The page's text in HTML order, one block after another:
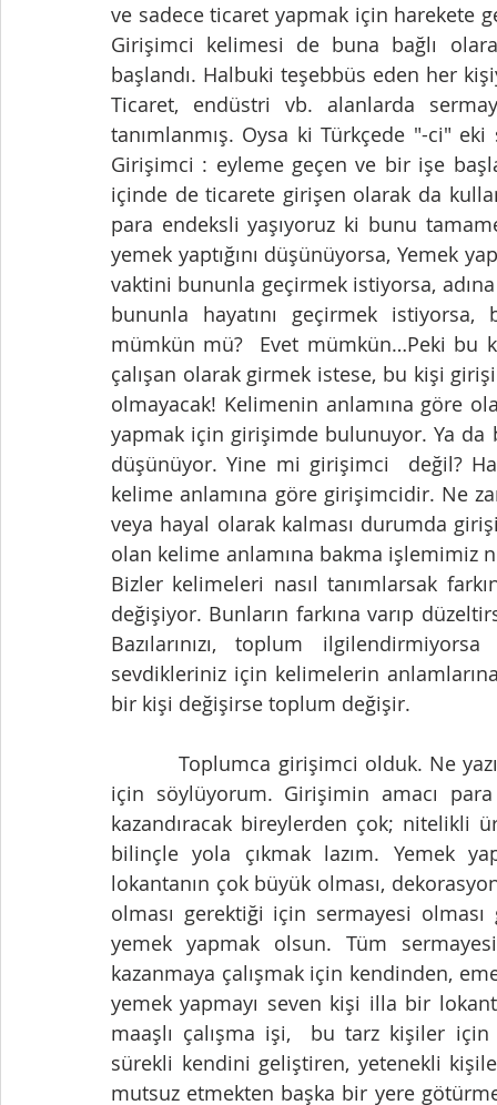
ve sadece ticaret yapmak için harekete
Girişimci kelimesi de buna bağlı
başlandı. Halbuki teşebbüs eden her
Ticaret, endüstri vb. alanlarda
tanımlanmış. Oysa ki Türkçede "-ci"
Girişimci : eyleme geçen ve bir işe
içinde de ticarete girişen olarak da
para endeksli yaşıyoruz ki bunu
yemek yaptığını düşünüyorsa, Yemek
vaktini bununla geçirmek istiyorsa,
bununla hayatını geçirmek
mümkün mü?  Evet mümkün…Peki bu
çalışan olarak girmek istese, bu kişi
olmayacak! Kelimenin anlamına göre
yapmak için girişimde bulunuyor. Ya da
düşünüyor. Yine mi girişimci  değil?
kelime anlamına göre girişimcidir. Ne
veya hayal olarak kalması durumda
olan kelime anlamına bakma işlemimiz
Bizler kelimeleri nasıl tanımlarsak
değişiyor. Bunların farkına varıp
Bazılarınızı, toplum
sevdikleriniz için kelimelerin
bir kişi değişirse toplum değişir.
          Toplumca girişimci olduk. Ne yazık ki içinde bulunduğum ve birebir soluduğum
için söylüyorum. Girişimin amacı
kazandıracak bireylerden çok; nitelikli
bilinçle yola çıkmak lazım. Yemek
lokantanın çok büyük olması,
olması gerektiği için sermayesi
yemek yapmak olsun. Tüm
kazanmaya çalışmak için kendinden,
yemek yapmayı seven kişi illa bir
maaşlı çalışma işi,  bu tarz kişiler için
sürekli kendini geliştiren, yetenekli
mutsuz etmekten başka bir yere